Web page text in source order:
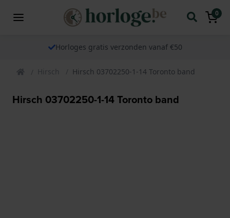
0
Horloges gratis verzonden vanaf €50
Hirsch Hirsch 03702250-1-14 Toronto band
Hirsch 03702250-1-14 Toronto band